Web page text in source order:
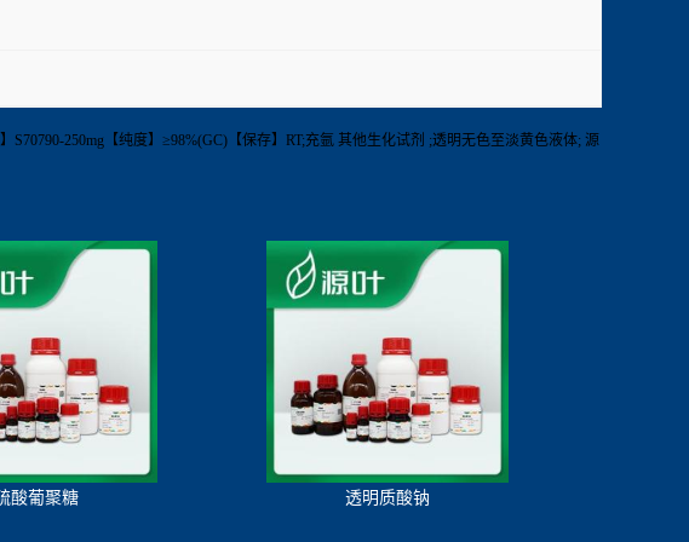
S70790-250mg【纯度】≥98%(GC)【保存】RT;充氩 其他生化试剂 ;透明无色至淡黄色液体; 源
酸葡聚糖 透明质酸钠